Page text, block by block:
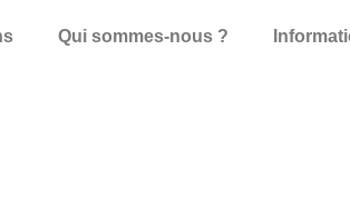
Qui sommes-nous ?